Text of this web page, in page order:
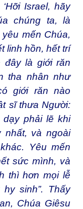
Israel, hãy
chúng ta, là
mến Chúa,
linh hồn, hết trí
đây là giới răn
tha nhân như
giới răn nào
sĩ thưa Người:
dạy phải lẽ khi
nhất, và ngoài
Yêu mến
sức mình, và
thì hơn mọi lễ
sinh”. Thấy
Chúa Giêsu